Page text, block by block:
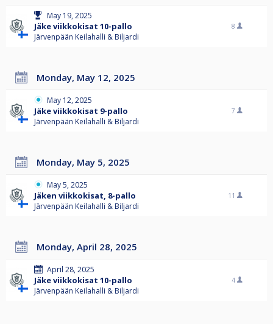
May 19, 2025
Jäke viikkokisat 10-pallo
Järvenpään Keilahalli & Biljardi
8
Monday, May 12, 2025
May 12, 2025
Jäke viikkokisat 9-pallo
Järvenpään Keilahalli & Biljardi
7
Monday, May 5, 2025
May 5, 2025
Jäken viikkokisat, 8-pallo
Järvenpään Keilahalli & Biljardi
11
Monday, April 28, 2025
April 28, 2025
Jäke viikkokisat 10-pallo
Järvenpään Keilahalli & Biljardi
4